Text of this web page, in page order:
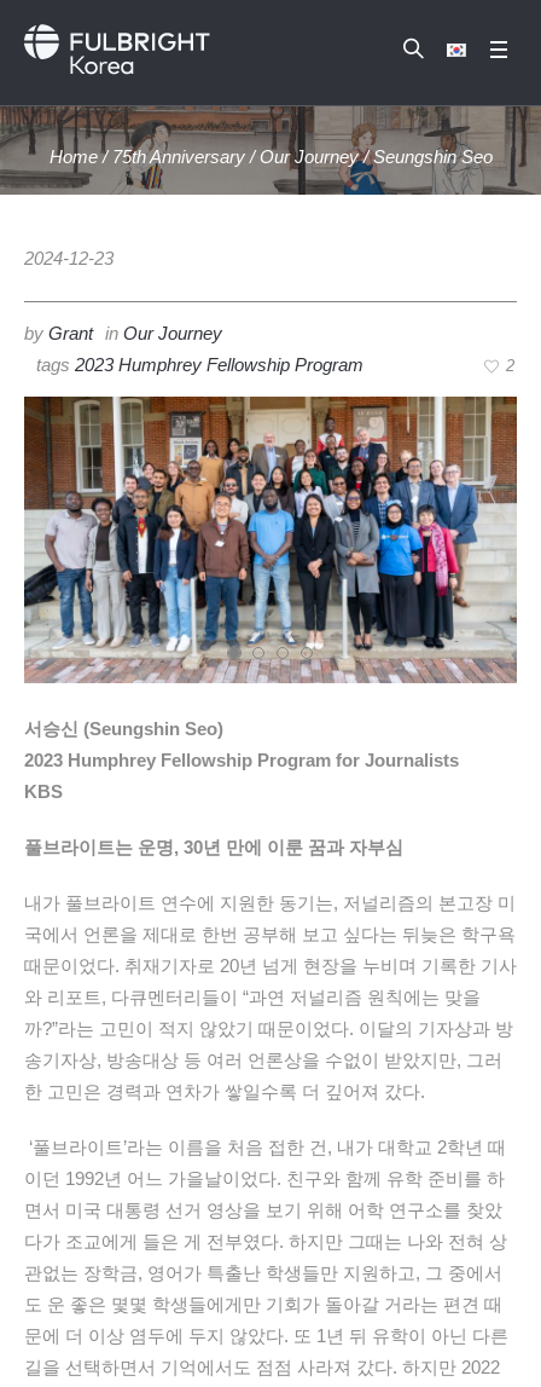
Home /75th Anniversary /Our Journey /Seungshin Seo
2024-12-23
by Grant in Our Journey
tags 2023 Humphrey Fellowship Program 2
서승신 (Seungshin Seo)
2023 Humphrey Fellowship Program for Journalists
KBS
풀브라이트는 운명, 30년 만에 이룬 꿈과 자부심
내가 풀브라이트 연수에 지원한 동기는, 저널리즘의 본고장 미
국에서 언론을 제대로 한번 공부해 보고 싶다는 뒤늦은 학구욕
때문이었다. 취재기자로 20년 넘게 현장을 누비며 기록한 기사
와 리포트, 다큐멘터리들이 “과연 저널리즘 원칙에는 맞을
까?”라는 고민이 적지 않았기 때문이었다. 이달의 기자상과 방
송기자상, 방송대상 등 여러 언론상을 수없이 받았지만, 그러
한 고민은 경력과 연차가 쌓일수록 더 깊어져 갔다.
‘풀브라이트’라는 이름을 처음 접한 건, 내가 대학교 2학년 때
이던 1992년 어느 가을날이었다. 친구와 함께 유학 준비를 하
면서 미국 대통령 선거 영상을 보기 위해 어학 연구소를 찾았
다가 조교에게 들은 게 전부였다. 하지만 그때는 나와 전혀 상
관없는 장학금, 영어가 특출난 학생들만 지원하고, 그 중에서
도 운 좋은 몇몇 학생들에게만 기회가 돌아갈 거라는 편견 때
문에 더 이상 염두에 두지 않았다. 또 1년 뒤 유학이 아닌 다른
길을 선택하면서 기억에서도 점점 사라져 갔다. 하지만 2022